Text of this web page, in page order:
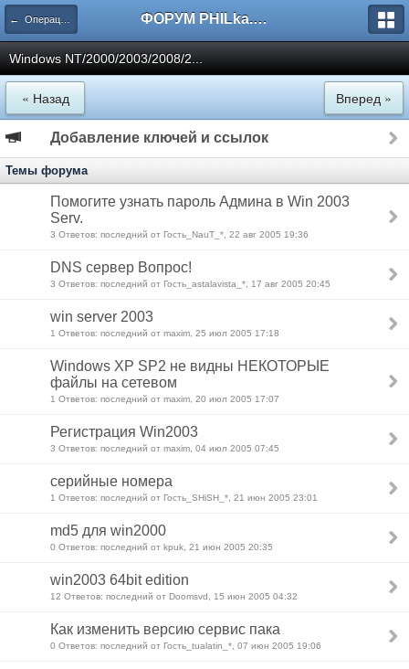
← Операционные Системы ФОРУМ PHILka.RU
Windows NT/2000/2003/2008/2...
« Назад Вперед »
Добавление ключей и ссылок
Темы форума
Помогите узнать пароль Админа в Win 2003
Serv.
3 Ответов: последний от Гость_NauT_*, 22 авг 2005 19:36
DNS сервер Вопрос!
3 Ответов: последний от Гость_astalavista_*, 17 авг 2005 20:45
win server 2003
1 Ответов: последний от maxim, 25 июл 2005 17:18
Windows XP SP2 не видны НЕКОТОРЫЕ
файлы на сетевом
1 Ответов: последний от maxim, 20 июл 2005 17:07
Регистрация Win2003
3 Ответов: последний от maxim, 04 июл 2005 07:45
серийные номера
1 Ответов: последний от Гость_SHiSH_*, 21 июн 2005 23:01
md5 для win2000
0 Ответов: последний от kpuk, 21 июн 2005 20:35
win2003 64bit edition
12 Ответов: последний от Doomsvd, 15 июн 2005 04:32
Как изменить версию сервис пака
0 Ответов: последний от Гость_tualatin_*, 07 июн 2005 19:06